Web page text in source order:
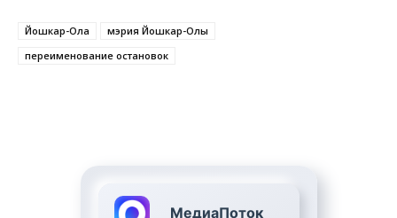
Йошкар-Ола
мэрия Йошкар-Олы
переименование остановок
МедиаПоток